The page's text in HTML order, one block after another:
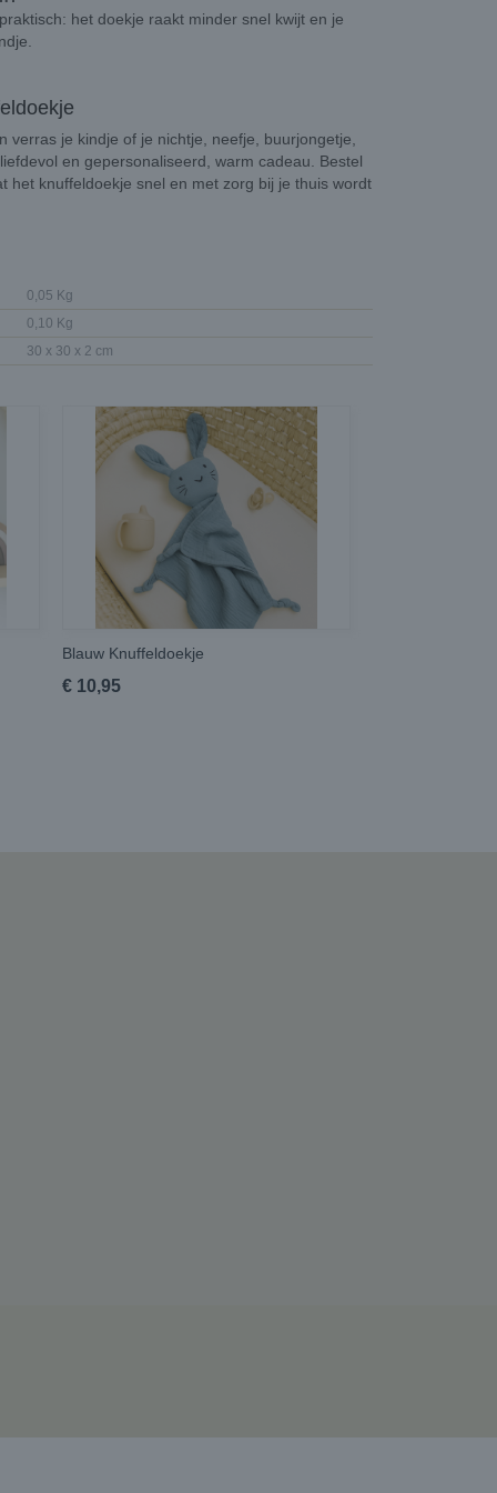
het doekje raakt minder snel kwijt en je
je kindje of je nichtje, neefje, buurjongetje,
en gepersonaliseerd, warm cadeau. Bestel
het knuffeldoekje snel en met zorg bij je thuis wordt
0,05 Kg
0,10 Kg
30 x 30 x 2 cm
Blauw Knuffeldoekje
€ 10,95